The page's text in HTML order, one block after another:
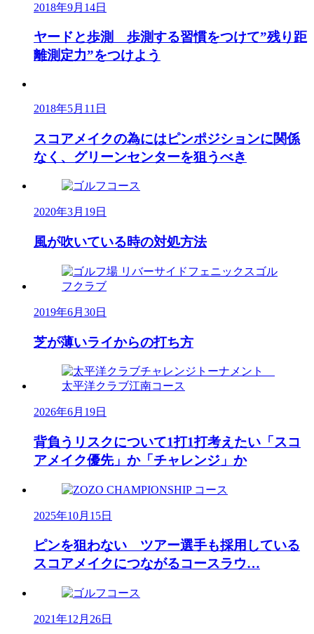
2018年9月14日
ヤードと歩測 歩測する習慣をつけて”残り距
離測定力”をつけよう
2018年5月11日
スコアメイクの為にはピンポジションに関係
なく、グリーンセンターを狙うべき
2020年3月19日
風が吹いている時の対処方法
2019年6月30日
芝が薄いライからの打ち方
2026年6月19日
背負うリスクについて1打1打考えたい「スコ
アメイク優先」か「チャレンジ」か
2025年10月15日
ピンを狙わない ツアー選手も採用している
スコアメイクにつながるコースラウ…
2021年12月26日